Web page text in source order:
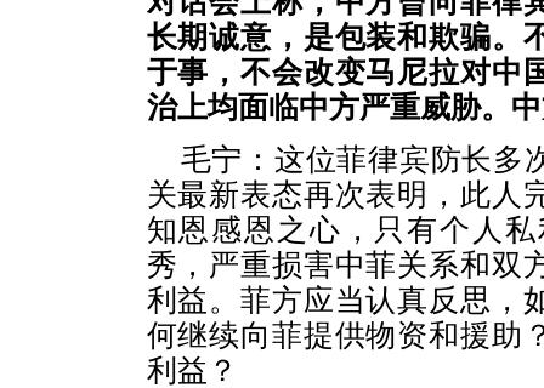
长期诚意，是包装和欺骗。
于事，不会改变马尼拉对中
治上均面临中方严重威胁。
毛宁：这位菲律宾防长多
关最新表态再次表明，此人
知恩感恩之心，只有个人
秀，严重损害中菲关系和双
利益。菲方应当认真反思，
何继续向菲提供物资和援助
利益？